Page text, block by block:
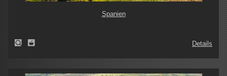
Spanien
Details